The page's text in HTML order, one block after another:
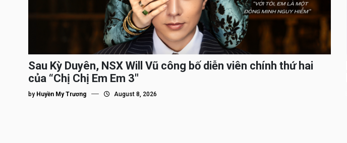
Sau Kỳ Duyên, NSX Will Vũ công bố diễn viên chính thứ hai
của “Chị Chị Em Em 3″
by Huyền My Trương August 8, 2026